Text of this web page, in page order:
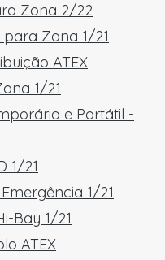
Zona 2/22
Zona 1/21
ATEX
1/21
e Portátil -
1/21
1/21
Bay 1/21
ATEX